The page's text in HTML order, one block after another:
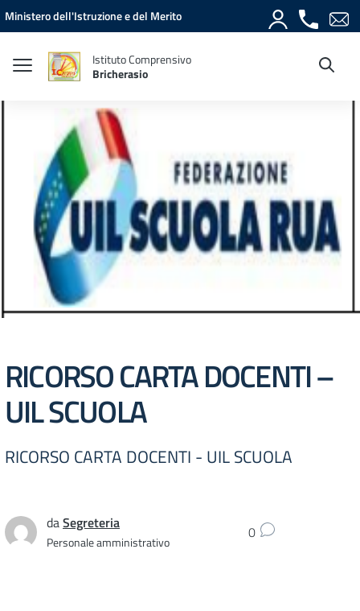
Vai ai contenuti
Vai al menu di navigazione
Vai al footer
Ministero dell'Istruzione e del Merito
Istituto Comprensivo
Bricherasio
RICORSO CARTA DOCENTI –
UIL SCUOLA
RICORSO CARTA DOCENTI - UIL SCUOLA
daSegreteria
Personale amministrativo 0